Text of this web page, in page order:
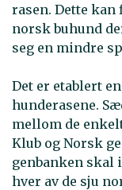
rasen. Dette kan
norsk buhund
seg en mindre
Det er etablert
hunderasene.
mellom de
Klub og Norsk
genbanken skal
hver av de sju